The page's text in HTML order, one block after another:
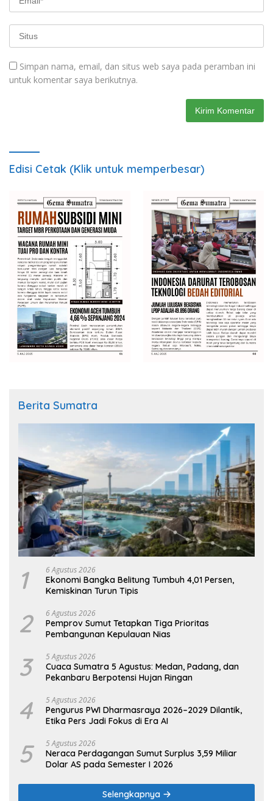
Simpan nama, email, dan situs web saya pada peramban ini
untuk komentar saya berikutnya.
Edisi Cetak (Klik untuk memperbesar)
Berita Sumatra
1 6 Agustus 2026
Ekonomi Bangka Belitung Tumbuh 4,01 Persen,
Kemiskinan Turun Tipis
2 6 Agustus 2026
Pemprov Sumut Tetapkan Tiga Prioritas
Pembangunan Kepulauan Nias
3 5 Agustus 2026
Cuaca Sumatra 5 Agustus: Medan, Padang, dan
Pekanbaru Berpotensi Hujan Ringan
4 5 Agustus 2026
Pengurus PWI Dharmasraya 2026–2029 Dilantik,
Etika Pers Jadi Fokus di Era AI
5 5 Agustus 2026
Neraca Perdagangan Sumut Surplus 3,59 Miliar
Dolar AS pada Semester I 2026
Selengkapnya